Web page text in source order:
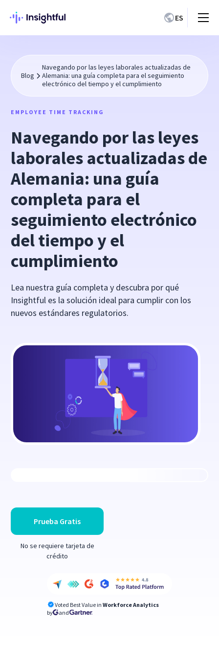
ES
Blog
Navegando por las leyes laborales actualizadas de
Alemania: una guía completa para el seguimiento
electrónico del tiempo y el cumplimiento
EMPLOYEE TIME TRACKING
Navegando por las leyes
laborales actualizadas de
Alemania: una guía
completa para el
seguimiento electrónico
del tiempo y el
cumplimiento
Lea nuestra guía completa y descubra por qué
Insightful es la solución ideal para cumplir con los
nuevos estándares regulatorios.
Prueba Gratis
No se requiere tarjeta de
crédito
Voted Best Value in Workforce Analytics
by
and